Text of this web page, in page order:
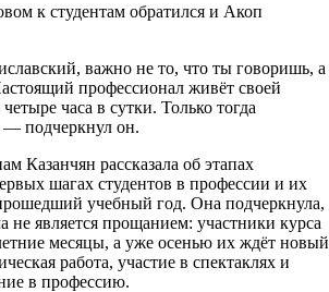
к студентам обратился и Акоп
важно не то, что ты говоришь, а
профессионал живёт своей
часа в сутки. Только тогда
— подчеркнул он.
Казанчян рассказала об этапах
шагах студентов в профессии и их
учебный год. Она подчеркнула,
не является прощанием: участники курса
месяцы, а уже осенью их ждёт новый
работа, участие в спектаклях и
в профессию.